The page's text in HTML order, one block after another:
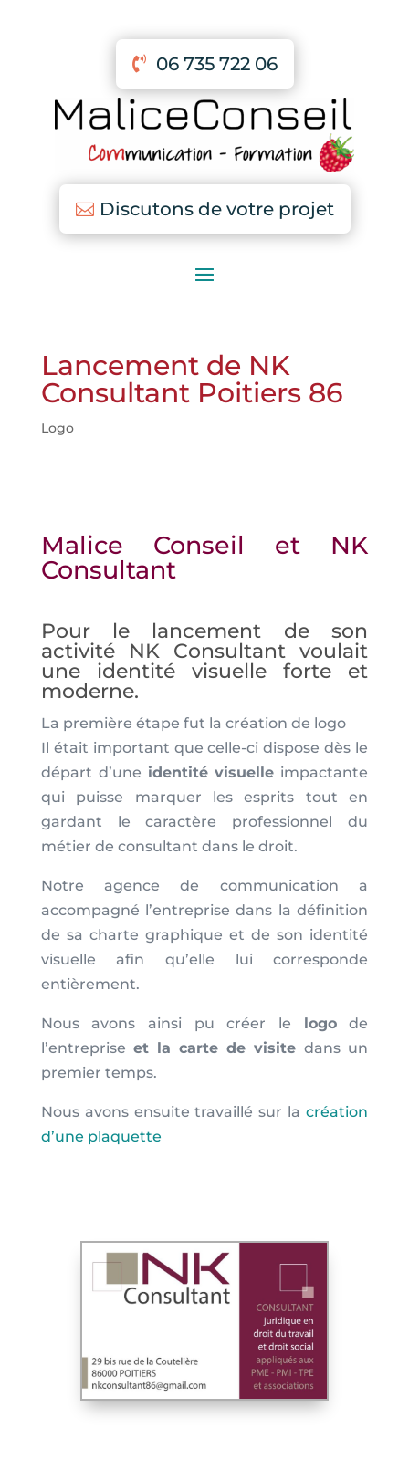
06 735 722 06
Discutons de votre projet
Lancement de NK
Consultant Poitiers 86
Logo
Malice Conseil et NK
Consultant
Pour le lancement de son
activité NK Consultant voulait
une identité visuelle forte et
moderne.
La première étape fut la création de logo
Il était important que celle-ci dispose dès le
départ d’une identité visuelle impactante
qui puisse marquer les esprits tout en
gardant le caractère professionnel du
métier de consultant dans le droit.
Notre agence de communication a
accompagné l’entreprise dans la définition
de sa charte graphique et de son identité
visuelle afin qu’elle lui corresponde
entièrement.
Nous avons ainsi pu créer le logode
l’entreprise et la carte de visitedans un
premier temps.
Nous avons ensuite travaillé sur lacréation
d’une plaquette